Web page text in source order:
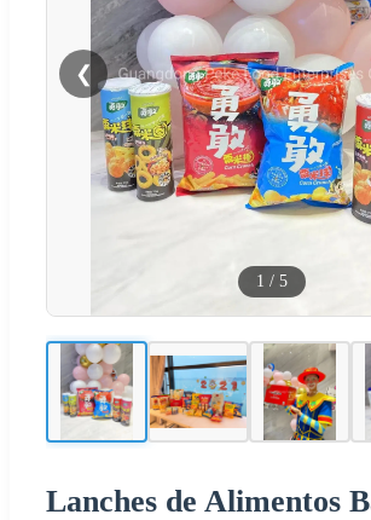
❮
1 / 5
Lanches de Alimentos